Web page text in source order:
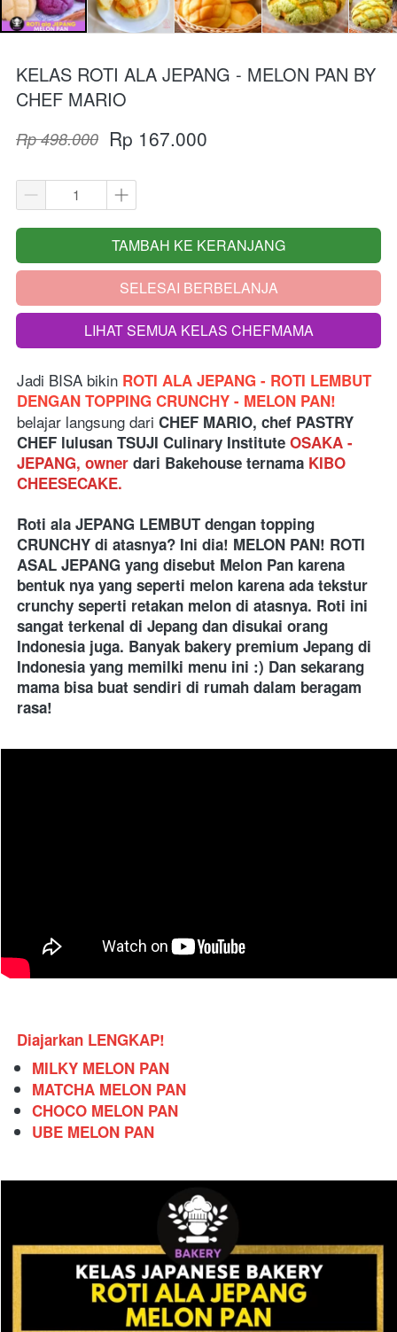
KELAS ROTI ALA JEPANG - MELON PAN BY
CHEF MARIO
Rp 498.000 Rp 167.000
`
TAMBAH KE KERANJANG
`SELESAI BERBELANJA
`LIHAT SEMUA KELAS CHEFMAMA
Jadi BISA bikin ROTI ALA JEPANG - ROTI LEMBUT
belajar langsung dari CHEF MARIO, chef PASTRY
CHEF lulusan TSUJI Culinary Institute OSAKA -
JEPANG, owner dari Bakehouse ternama KIBO
CHEESECAKE.
Roti ala JEPANG LEMBUT dengan topping
CRUNCHY di atasnya? Ini dia! MELON PAN! ROTI
ASAL JEPANG yang disebut Melon Pan karena
bentuk nya yang seperti melon karena ada tekstur
crunchy seperti retakan melon di atasnya. Roti ini
sangat terkenal di Jepang dan disukai orang
Indonesia juga. Banyak bakery premium Jepang di
Indonesia yang memilki menu ini :) Dan sekarang
mama bisa buat sendiri di rumah dalam beragam
rasa!
Diajarkan LENGKAP!
MILKY MELON PAN
MATCHA MELON PAN
CHOCO MELON PAN
UBE MELON PAN